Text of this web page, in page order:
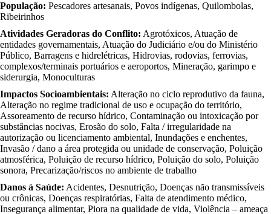
População: Pescadores artesanais, Povos indígenas, Quilombolas,
Ribeirinhos
Atividades Geradoras do Conflito: Agrotóxicos, Atuação de
entidades governamentais, Atuação do Judiciário e/ou do Ministério
Público, Barragens e hidrelétricas, Hidrovias, rodovias, ferrovias,
complexos/terminais portuários e aeroportos, Mineração, garimpo e
siderurgia, Monoculturas
Impactos Socioambientais: Alteração no ciclo reprodutivo da fauna,
Alteração no regime tradicional de uso e ocupação do território,
Assoreamento de recurso hídrico, Contaminação ou intoxicação por
substâncias nocivas, Erosão do solo, Falta / irregularidade na
autorização ou licenciamento ambiental, Inundações e enchentes,
Invasão / dano a área protegida ou unidade de conservação, Poluição
atmosférica, Poluição de recurso hídrico, Poluição do solo, Poluição
sonora, Precarização/riscos no ambiente de trabalho
Danos à Saúde: Acidentes, Desnutrição, Doenças não transmissíveis
ou crônicas, Doenças respiratórias, Falta de atendimento médico,
Insegurança alimentar, Piora na qualidade de vida, Violência – ameaça